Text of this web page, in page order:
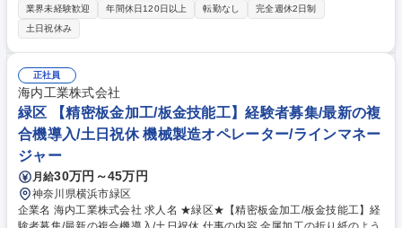
場の実務からスタートし、5～10年後を目途に予防保全の計画策定やマネ
ジメントを担う工場長を目指していただくポジションです。 製造設備の定
期メンテナンスやトラブル対応等の実務を通じて設備仕様を把握していた
だきます。現在は修メンテナンス対応が中心ですが、今後は予防保全の強
化や効率的な稼働に向けた「将来の絵を描く」役割を期待しています。入
社後はOJTで業務を学び、段階的にマネジメント領域を広げ、最終的には
代替わりを見据えて社長と二人三脚で工場全体の改革と運営を担う工場長
としての活躍を想定したポジションです。 募集職種 【たつの市/設備保全
職(課長ポジション)】夜勤無し/年休123日/将来の工場長候補
業界未経験歓迎 年間休日120日以上 転勤なし
完全週休2日制
土日祝休み
正社員
海内工業株式会社
緑区 【精密板金加工/板金技能工】経験者募集/最新の複
合機導入/土日祝休 機械製造オペレーター/ラインマネー
ジャー
月給30万円～45万円
神奈川県横浜市緑区
企業名 海内工業株式会社 求人名 ★緑区★【精密板金加工/板金技能工】経